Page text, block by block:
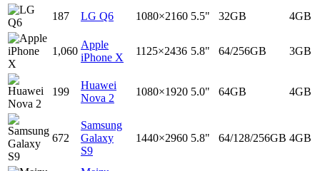
187 LG Q6 1080×2160 5.5" 32GB 4GB
1,060
Apple
iPhone X
1125×2436 5.8" 64/256GB 3GB
199
Huawei
Nova 2
1080×1920 5.0" 64GB 4GB
672
Samsung
Galaxy
S9
1440×2960 5.8" 64/128/256GB 4GB